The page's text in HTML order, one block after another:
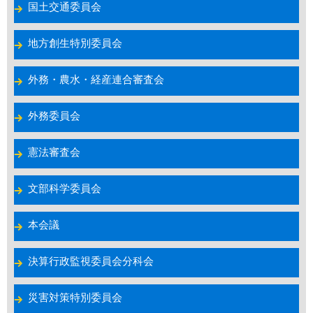
国土交通委員会
地方創生特別委員会
外務・農水・経産連合審査会
外務委員会
憲法審査会
文部科学委員会
本会議
決算行政監視委員会分科会
災害対策特別委員会